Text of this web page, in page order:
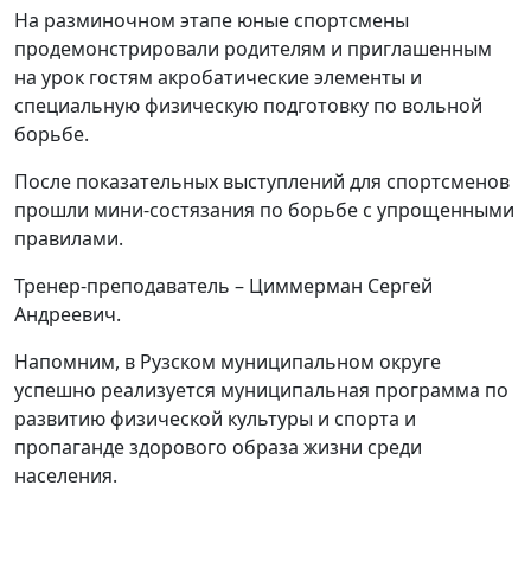
На разминочном этапе юные спортсмены
продемонстрировали родителям и приглашенным
на урок гостям акробатические элементы и
специальную физическую подготовку по вольной
борьбе.
После показательных выступлений для спортсменов
прошли мини-состязания по борьбе с упрощенными
правилами.
Тренер-преподаватель – Циммерман Сергей
Андреевич.
Напомним, в Рузском муниципальном округе
успешно реализуется муниципальная программа по
развитию физической культуры и спорта и
пропаганде здорового образа жизни среди
населения.